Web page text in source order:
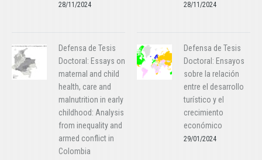
28/11/2024 28/11/2024
Defensa de Tesis
Doctoral: Essays on
maternal and child
health, care and
malnutrition in early
childhood: Analysis
from inequality and
armed conflict in
Colombia
Defensa de Tesis
Doctoral: Ensayos
sobre la relación
entre el desarrollo
turístico y el
crecimiento
económico
29/01/2024